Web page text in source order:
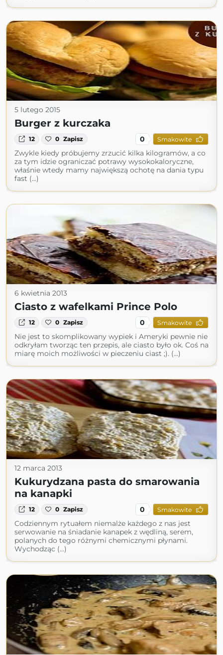
5 lutego 2015
Burger z kurczaka
12 0 Zapisz 0 Smakowite
Zwykle kiedy próbujemy zrzucić kilka kilogramów, a co
za tym idzie ograniczać potrawy wysokokaloryczne,
właśnie wtedy mamy największą ochotę na dania typu
fast (...)
6 kwietnia 2013
Ciasto z wafelkami Prince Polo
12 0 Zapisz 0 Smakowite
Nie jest to skomplikowany wypiek i Ameryki pewnie nie
odkryłam tworząc ten przepis, ale ciasto było ok. Coś na
miarę moich możliwości w pieczeniu ciast ;). (...)
12 marca 2013
Kukurydzana pasta do smarowania
na kanapki
12 0 Zapisz 0 Smakowite
Codziennym rytuałem niemalże każdego z nas jest
serwowanie na śniadanie kanapek z wędliną, serem,
polanych do tego różnymi chemicznymi płynami.
Wychodząc (...)